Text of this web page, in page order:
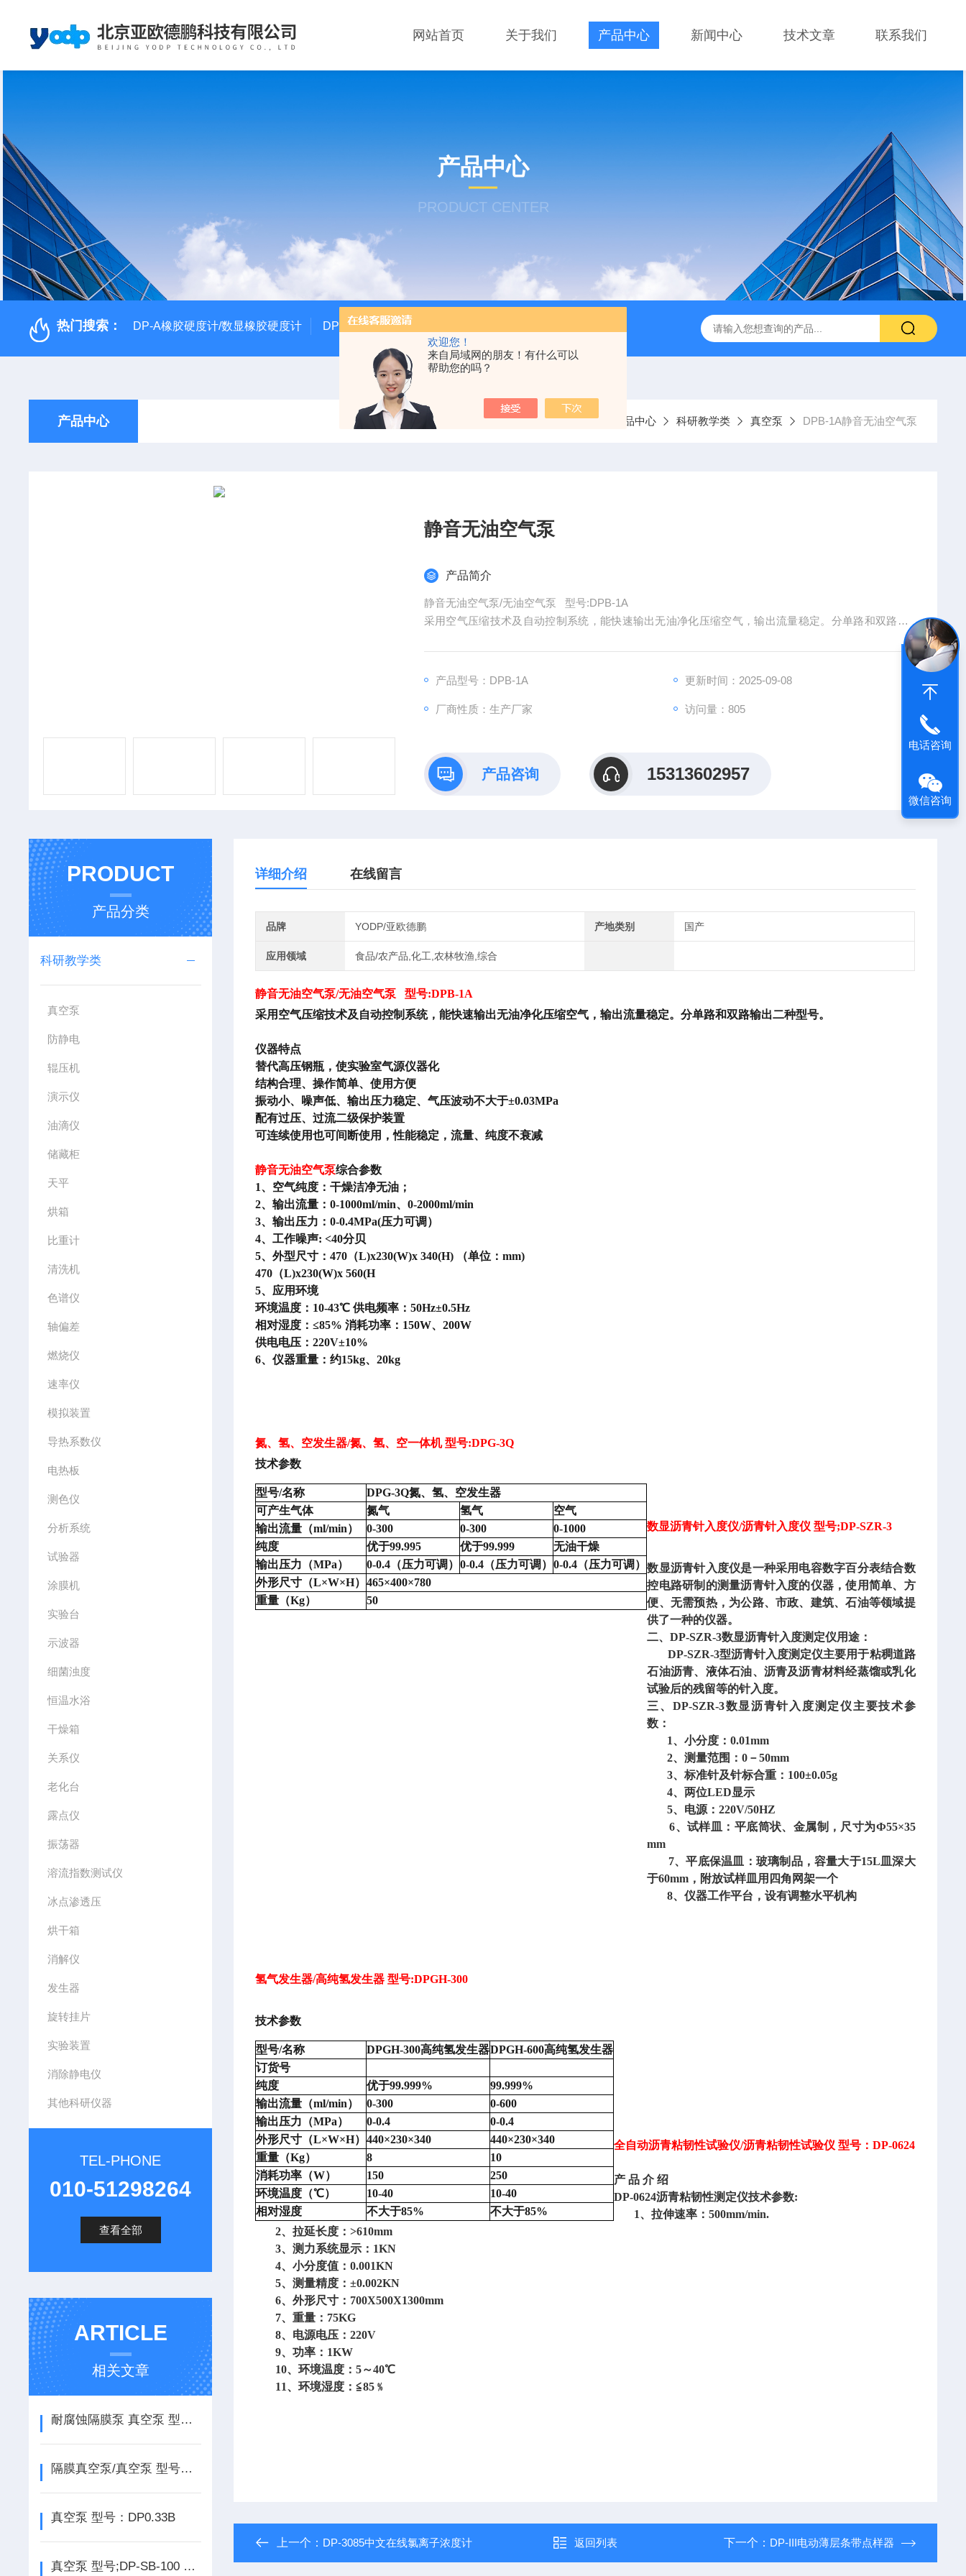
欢迎您！
来自局域网的朋友！有什么可以
帮助您的吗？
网站首页 关于我们 产品中心 新闻中心 技术文章 联系我们
产品中心
PRODUCT CENTER
热门搜索： DP-A橡胶硬度计/数显橡胶硬度计 DP17392汽液两相流实验仪 DP-BCGY-1便携式测仪/测仪 DP-DFYF-109ZS
产品中心 当前位置：首页 产品中心 科研教学类 真空泵 DPB-1A静音无油空气泵
静音无油空气泵
产品简介
静音无油空气泵/无油空气泵 型号:DPB-1A
采用空气压缩技术及自动控制系统，能快速输出无油净化压缩空气，输出流量稳定。分单路和双路输
产品型号：DPB-1A 更新时间：2025-09-08
厂商性质：生产厂家 访问量：805
产品咨询 15313602957
PRODUCT
产品分类
科研教学类
真空泵
防静电
辊压机
演示仪
油滴仪
储藏柜
天平
烘箱
比重计
清洗机
色谱仪
轴偏差
燃烧仪
速率仪
模拟装置
导热系数仪
电热板
测色仪
分析系统
试验器
涂膜机
实验台
示波器
细菌浊度
恒温水浴
干燥箱
关系仪
老化台
露点仪
振荡器
溶流指数测试仪
冰点渗透压
烘干箱
消解仪
发生器
旋转挂片
实验装置
消除静电仪
其他科研仪器
TEL-PHONE
010-51298264
查看全部
ARTICLE
相关文章
耐腐蚀隔膜泵 真空泵 型号：DP-CH410
隔膜真空泵/真空泵 型号：DP/GM-0.20
真空泵 型号：DP0.33B
真空泵 型号;DP-SB-100 使用方法
详细介绍 在线留言
品牌 YODP/亚欧德鹏 产地类别 国产
应用领域 食品/农产品,化工,农林牧渔,综合
静音无油空气泵/无油空气泵 型号:DPB-1A
采用空气压缩技术及自动控制系统，能快速输出无油净化压缩空气，输出流量稳定。分单路和双路输出二种型号。
仪器特点
替代高压钢瓶，使实验室气源仪器化
结构合理、操作简单、使用方便
振动小、噪声低、输出压力稳定、气压波动不大于±0.03MPa
配有过压、过流二级保护装置
可连续使用也可间断使用，性能稳定，流量、纯度不衰减
静音无油空气泵综合参数
1、空气纯度：干燥洁净无油；
2、输出流量：0-1000ml/min、0-2000ml/min
3、输出压力：0-0.4MPa(压力可调）
4、工作噪声: <40分贝
5、外型尺寸：470（L)x230(W)x 340(H) （单位：mm)
470（L)x230(W)x 560(H
5、应用环境
环境温度： 10-43℃ 供电频率：50Hz±0.5Hz
相对湿度：≤85% 消耗功率：150W、200W
供电电压：220V±10%
6、仪器重量：约15kg、20kg
氮、氢、空发生器/氮、氢、空一体机 型号:DPG-3Q
技术参数
型号/名称
DPG-3Q氮、氢、空发生器
可产生气体
氮气 氢气
空气
输出流量（ml/min） 0-300 0-300
0-1000
纯度
优于99.995 优于99.999
无油干燥
输出压力（MPa） 0-0.4（压力可调） 0-0.4（压力可调） 0-0.4（压力可调）
外形尺寸（L×W×H） 465×400×780
重量（Kg） 50
数显沥青针入度仪/沥青针入度仪 型号;DP-SZR-3
数显沥青针入度仪是一种采用电容数字百分表结合数
控电路研制的测量沥青针入度的仪器，使用简单、方
便、无需预热，为公路、市政、建筑、石油等领域提
供了一种的仪器。
二、DP-SZR-3数显沥青针入度测定仪用途：
DP-SZR-3型沥青针入度测定仪主要用于粘稠道路
石油沥青、液体石油、沥青及沥青材料经蒸馏或乳化
试验后的残留等的针入度。
三、 DP-SZR-3数显沥青针入度测定仪主要技术参
数：
1、小分度：0.01mm
2、测量范围：0－50mm
3、标准针及针标合重：100±0.05g
4、两位LED显示
5、电源：220V/50HZ
6、试样皿：平底筒状、金属制，尺寸为Ф55×35
mm
7、平底保温皿：玻璃制品，容量大于15L皿深大
于60mm，附放试样皿用四角网架一个
8、仪器工作平台，设有调整水平机构
氢气发生器/高纯氢发生器 型号:DPGH-300
技术参数
型号/名称 DPGH-300高纯氢发生器DPGH-600高纯氢发生器
订货号
纯度
优于99.999%
99.999%
输出流量（ml/min） 0-300
0-600
输出压力（MPa） 0-0.4
0-0.4
外形尺寸（L×W×H） 440×230×340
440×230×340
重量（Kg） 8
10
消耗功率（W） 150
250
环境温度（℃） 10-40
10-40
相对湿度
不大于85% 不大于85%
全自动沥青粘韧性试验仪/沥青粘韧性试验仪 型号：DP-0624
产 品 介 绍
DP-0624沥青粘韧性测定仪技术参数:
1、拉伸速率：500mm/min.
2、拉延长度：>610mm
3、测力系统显示：1KN
4、小分度值：0.001KN
5、测量精度：±0.002KN
6、外形尺寸：700X500X1300mm
7、重量：75KG
8、电源电压：220V
9、功率：1KW
10、环境温度：5～40℃
11、环境湿度：≦85﹪
上一个： DP-3085中文在线氯离子浓度计 返回列表 下一个： DP-III电动薄层条带点样器
电话咨询
微信咨询